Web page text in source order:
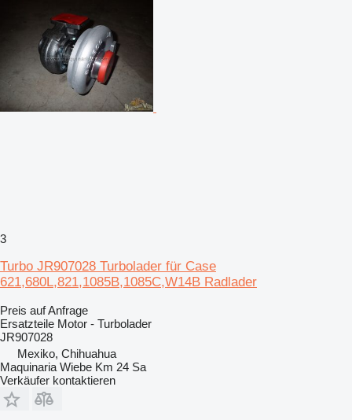
3
Turbo JR907028 Turbolader für Case
621,680L,821,1085B,1085C,W14B Radlader
Preis auf Anfrage
Ersatzteile Motor - Turbolader
JR907028
Mexiko, Chihuahua
Maquinaria Wiebe Km 24 Sa
Verkäufer kontaktieren